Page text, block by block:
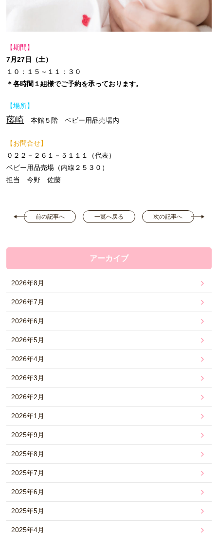
【期間】
7月27日（土）
１０：１５～１１：３０
＊各時間１組様でご予約を承っております。
【場所】
藤崎 本館５階 ベビー用品売場内
【お問合せ】
０２２－２６１－５１１１（代表）
ベビー用品売場（内線２５３０）
担当 今野 佐藤
前の記事へ 一覧へ戻る 次の記事へ
アーカイブ
2026年8月
2026年7月
2026年6月
2026年5月
2026年4月
2026年3月
2026年2月
2026年1月
2025年9月
2025年8月
2025年7月
2025年6月
2025年5月
2025年4月